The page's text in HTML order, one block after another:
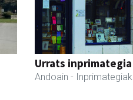
Urrats inprimategia
Andoain - Inprimategiak